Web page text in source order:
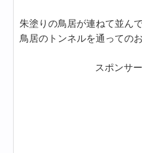
朱塗りの鳥居が連ねて並んで
鳥居のトンネルを通っての
スポンサ